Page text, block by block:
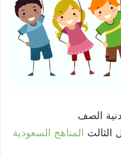
الصف
الثالث المناهج السعودية